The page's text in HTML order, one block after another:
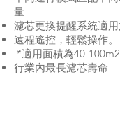
量
濾芯更換提醒系統適
遠程遙控，輕鬆操作。
*適用面積為40-100m2
行業內最長濾芯壽命